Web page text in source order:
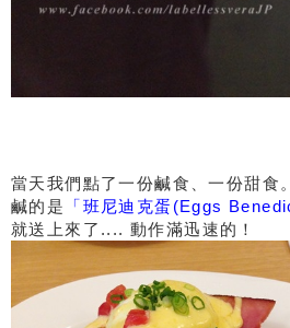
當天我們點了一份鹹食、一份甜食
鹹的是
「班尼迪克蛋(Eggs
就送上來了.... 動作滿迅速的！